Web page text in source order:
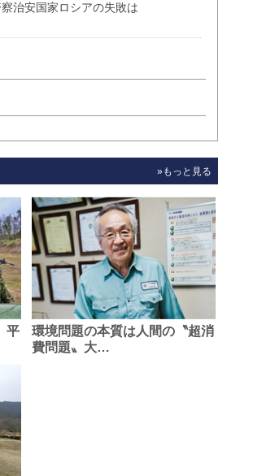
治安国家ロシアの失敗は
»もっと見る
平
環境問題の本質は人間の〝超消
費問題〟大…